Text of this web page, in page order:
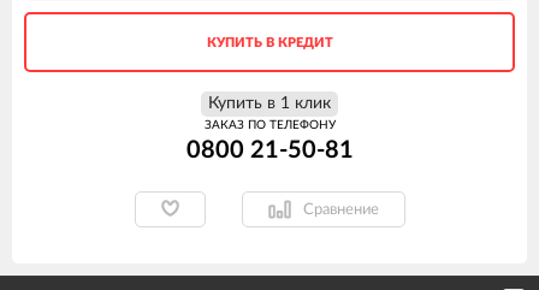
КУПИТЬ В КРЕДИТ
Купить в 1 клик
ЗАКАЗ ПО ТЕЛЕФОНУ
0800 21-50-81
Сравнение